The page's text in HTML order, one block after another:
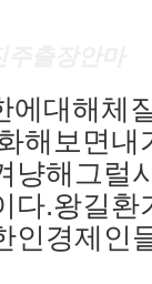
에대해체
해보면내
냥해그럴
다.왕길환
경제인